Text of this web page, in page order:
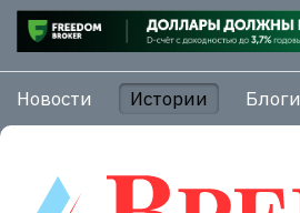
Новости Истории Блоги